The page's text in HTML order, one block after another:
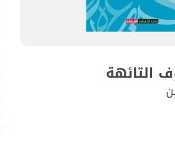
التائهة